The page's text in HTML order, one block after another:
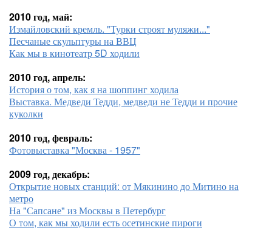
2010 год, май:
Измайловский кремль. "Турки строят муляжи..."
Песчаные скульптуры на ВВЦ
Как мы в кинотеатр 5D ходили
2010 год, апрель:
История о том, как я на шоппинг ходила
Выставка. Медведи Тедди, медведи не Тедди и прочие
куколки
2010 год, февраль:
Фотовыставка "Москва - 1957"
2009 год, декабрь:
Открытие новых станций: от Мякинино до Митино на
метро
На "Сапсане" из Москвы в Петербург
О том, как мы ходили есть осетинские пироги